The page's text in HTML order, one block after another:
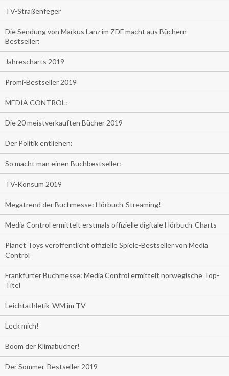
TV-Straßenfeger
Die Sendung von Markus Lanz im ZDF macht aus Büchern
Bestseller:
Jahrescharts 2019
Promi-Bestseller 2019
MEDIA CONTROL:
Die 20 meistverkauften Bücher 2019
Der Politik entliehen:
So macht man einen Buchbestseller:
TV-Konsum 2019
Megatrend der Buchmesse: Hörbuch-Streaming!
Media Control ermittelt erstmals offizielle digitale Hörbuch-Charts
Planet Toys veröffentlicht offizielle Spiele-Bestseller von Media
Control
Frankfurter Buchmesse: Media Control ermittelt norwegische Top-
Titel
Leichtathletik-WM im TV
Leck mich!
Boom der Klimabücher!
Der Sommer-Bestseller 2019